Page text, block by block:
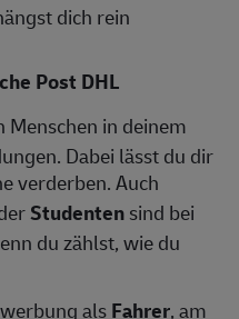
dich rein
Post DHL
Menschen in deinem
Dabei lässt du dir
verderben. Auch
Studentensind bei
du zählst, wie du
alsFahrer, am